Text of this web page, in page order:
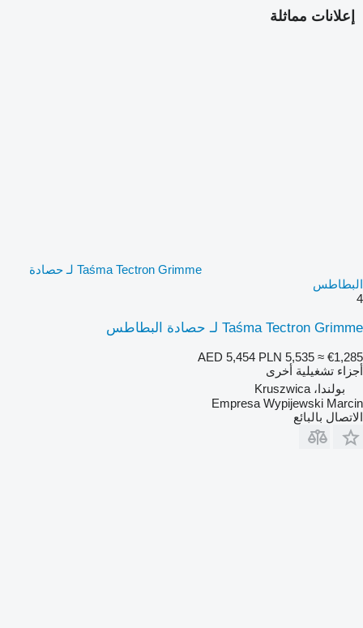
إعلانات مماثلة
Taśma Tectron Grimme لـ حصادة
البطاطس
4
Taśma Tectron Grimme لـ حصادة البطاطس
AED 5,454 PLN 5,535 ≈ €1,285
أجزاء تشغيلية أخرى
بولندا، Kruszwica
Empresa Wypijewski Marcin
الاتصال بالبائع